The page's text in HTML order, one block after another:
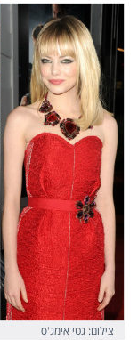
צילום: גטי אימג'ס